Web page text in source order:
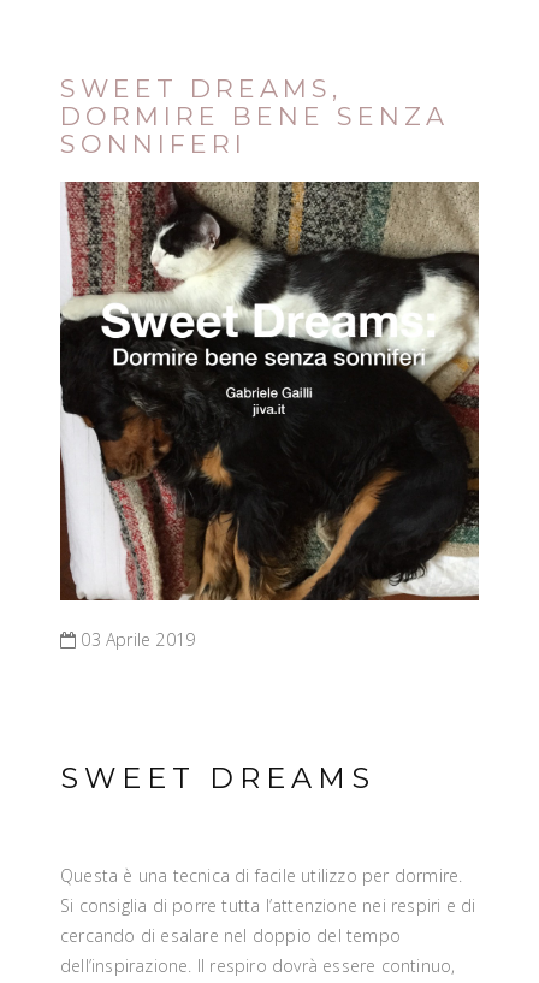
SWEET DREAMS,
DORMIRE BENE SENZA
SONNIFERI
03 Aprile 2019
SWEET DREAMS
Questa è una tecnica di facile utilizzo per dormire.
Si consiglia di porre tutta l’attenzione nei respiri e di
cercando di esalare nel doppio del tempo
dell’inspirazione. Il respiro dovrà essere continuo,